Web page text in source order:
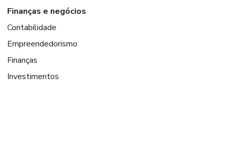
Finanças e negócios
Contabilidade
Empreendedorismo
Finanças
Investimentos